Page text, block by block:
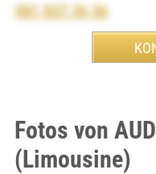
081 837 36 36
Fotos von
(Limousine)